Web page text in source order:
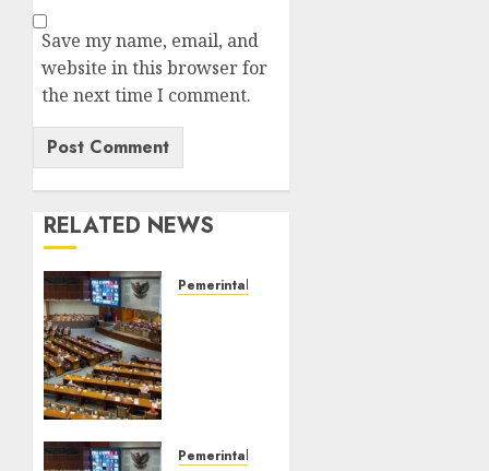
Save my name, email, and
website in this browser for
the next time I comment.
RELATED NEWS
Pemerintah
FEBRUARY
Pemerintah